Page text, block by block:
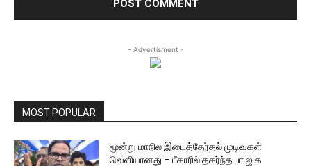
- Advertisment -
MOST POPULAR
மூன்று மாநில இடைத்தேர்தல் முடிவுகள்
வெளியானது – பீகாரில் தகர்ந்த பா.ஜ.க